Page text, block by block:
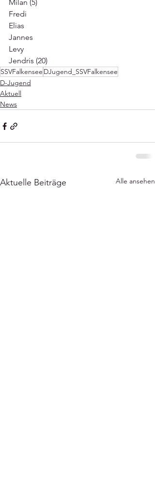
Milan (5)
Fredi
Elias
Jannes
Levy
Jendris (20)
SSVFalkensee DJugend_SSVFalkensee
D-Jugend
Aktuell
News
Aktuelle Beiträge Alle ansehen